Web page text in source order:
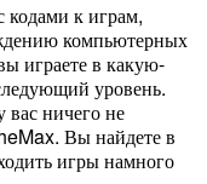
кодами к играм,
компьютерных
играете в какую-
уровень.
ничего не
Вы найдете в
игры намного